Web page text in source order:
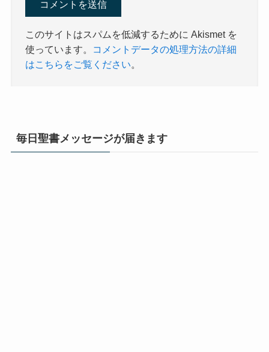
このサイトはスパムを低減するために Akismet を
使っています。
コメントデータの処理方法の詳細
はこちらをご覧ください
毎日聖書メッセージが届きます